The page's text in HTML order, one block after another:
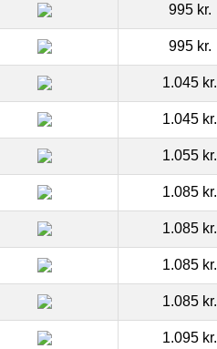
995 kr.
995 kr.
1.045 kr.
1.045 kr.
1.055 kr.
1.085 kr.
1.085 kr.
1.085 kr.
1.085 kr.
1.095 kr.